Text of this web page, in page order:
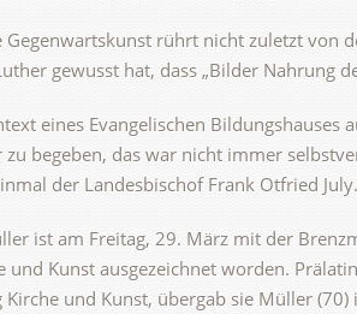
Gegenwartskunst rührt nicht zuletzt von
gewusst hat, dass „Bilder Nahrung
eines Evangelischen Bildungshauses
begeben, das war nicht immer
der Landesbischof Frank Otfried July.
ist am Freitag, 29. März mit der
und Kunst ausgezeichnet worden.
und Kunst, übergab sie Müller